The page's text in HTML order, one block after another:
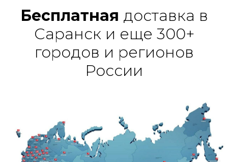
Бесплатная доставка в
Саранск и еще 300+
городов и регионов
России